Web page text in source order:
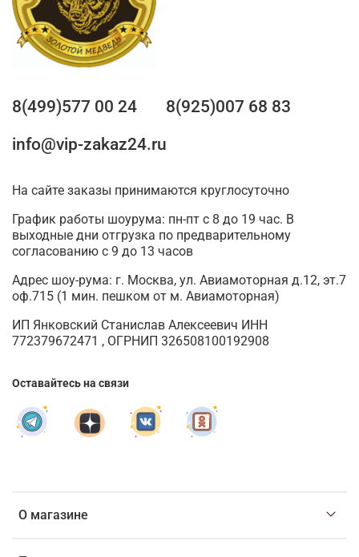
О магазине
8(499)577 00 24
8(925)007 68 83
info@vip-zakaz24.ru
На сайте заказы принимаются круглосуточно
График работы шоурума: пн-пт с 8 до 19 час. В
выходные дни отгрузка по предварительному
согласованию с 9 до 13 часов
Адрес шоу-рума: г. Москва, ул. Авиамоторная д.12, эт.7
оф.715 (1 мин. пешком от м. Авиамоторная)
ИП Янковский Станислав Алексеевич ИНН
772379672471 , ОГРНИП 326508100192908
Оставайтесь на связи